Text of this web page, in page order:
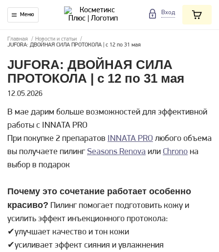
Меню Вход
Главная / Новости и статьи /
JUFORA: ДВОЙНАЯ СИЛА ПРОТОКОЛА | с 12 по 31 мая
JUFORA: ДВОЙНАЯ СИЛА
ПРОТОКОЛА | с 12 по 31 мая
12.05.2026
В мае дарим больше возможностей для эффективной
работы с INNATA PRO
При покупке 2 препаратов INNATA PRO любого объема
вы получаете пилинг Seasons Renova или Chrono на
выбор в подарок
Почему это сочетание работает особенно
красиво? Пилинг помогает подготовить кожу и
усилить эффект инъекционного протокола:
✔улучшает качество и тон кожи
✔усиливает эффект сияния и увлажнения